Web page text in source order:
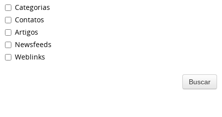
Categorias
Contatos
Artigos
Newsfeeds
Weblinks
Buscar